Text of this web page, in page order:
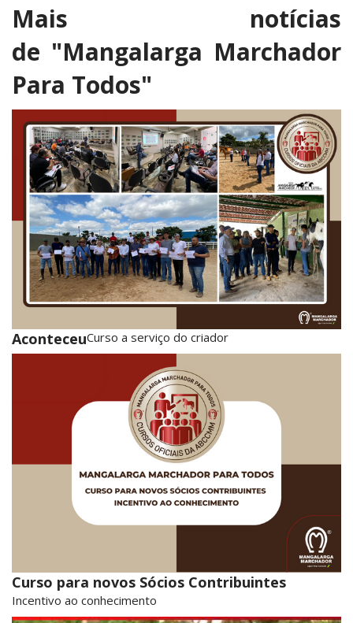
Mais notícias
de "Mangalarga Marchador
Para Todos"
AconteceuCurso a serviço do criador
Curso para novos Sócios Contribuintes
Incentivo ao conhecimento